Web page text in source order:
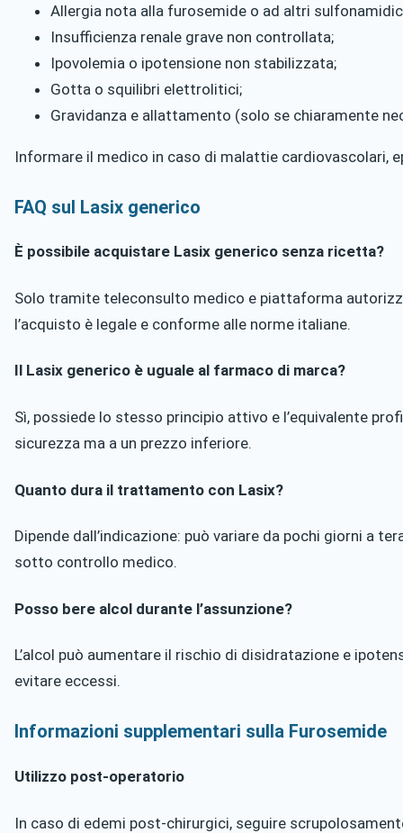
Allergia nota alla furosemide o ad altri
Insufficienza renale grave non controllata;
Ipovolemia o ipotensione non stabilizzata;
Gotta o squilibri elettrolitici;
Gravidanza e allattamento (solo se chiaramente
Informare il medico in caso di malattie cardiovascolari,
FAQ sul Lasix generico
È possibile acquistare Lasix generico senza ricetta?
Solo tramite teleconsulto medico e piattaforma
l’acquisto è legale e conforme alle norme italiane.
Il Lasix generico è uguale al farmaco di marca?
Sì, possiede lo stesso principio attivo e l’equivalente
sicurezza ma a un prezzo inferiore.
Quanto dura il trattamento con Lasix?
Dipende dall’indicazione: può variare da pochi giorni a
sotto controllo medico.
Posso bere alcol durante l’assunzione?
L’alcol può aumentare il rischio di disidratazione e
evitare eccessi.
Informazioni supplementari sulla Furosemide
Utilizzo post-operatorio
In caso di edemi post-chirurgici, seguire